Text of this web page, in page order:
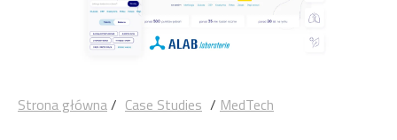
Strona główna/ Case Studies / MedTech